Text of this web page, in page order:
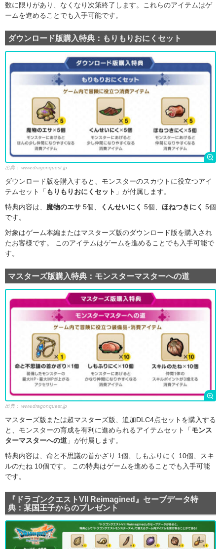
数に限りがあり、なくなり次第終了します。これらのアイテムはゲ
ームを進めることでも入手可能です。
ダウンロード版購入特典：もりもりおにくセット
出典： www.dragonquest.jp
ダウンロード版を購入すると、モンスターのスカウトに役立つアイ
テムセット「 もりもりおにくセット 」が付属します。
特典内容は、 魔物のエサ 5個、 くんせいにく 5個、 ほねつきにく 5個
です。
対象はゲーム本編またはマスターズ版のダウンロード版を購入され
たお客様です。 このアイテムはゲームを進めることでも入手可能で
す。
マスターズ版購入特典：モンスターマスターへの道
出典： www.dragonquest.jp
マスターズ版または超マスターズ版、追加DLC4点セットを購入する
と、モンスターの育成を有利に進められるアイテムセット「モンス
ターマスターへの道 」が付属します。
特典内容は、命と不思議の首かざり 1個、しもふりにく 10個、スキ
ルのたね 10個です。 この特典はゲームを進めることでも入手可能
です。
『ドラゴンクエストVII Reimagined』セーブデータ特
典：某国王子からのプレゼント